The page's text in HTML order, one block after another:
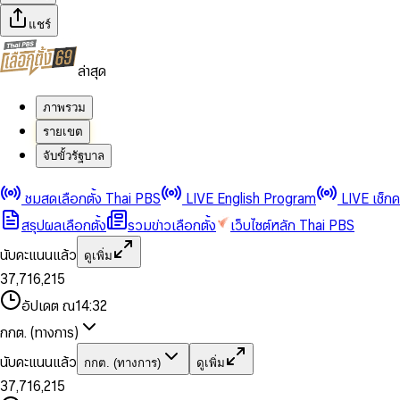
แชร์
ล่าสุด
ภาพรวม
รายเขต
จับขั้วรัฐบาล
ชมสดเลือกตั้ง Thai PBS LIVE English Program
LIVE เช็ก
สรุปผลเลือกตั้ง
รวมข่าวเลือกตั้ง
เว็บไซต์หลัก Thai PBS
นับคะแนนแล้ว
ดูเพิ่ม
0
1
2
3
4
5
6
8
9
2
3
4
5
6
7
8
9
,
0
2
4
6
7
8
9
0
1
2
3
4
5
6
7
8
1
3
5
6
7
8
9
,
1
2
4
5
7
8
9
0
1
3
4
6
7
8
0
2
3
4
5
7
8
อัปเดต ณ14:32
กกต. (ทางการ)
นับคะแนนแล้ว
กกต. (ทางการ) ดูเพิ่ม
0
1
2
3
0
1
2
4
5
6
7,
0
1
2
4
6
7
0
1
0
1
3
5
6,
1
2
0
1
0
2
3
4
5